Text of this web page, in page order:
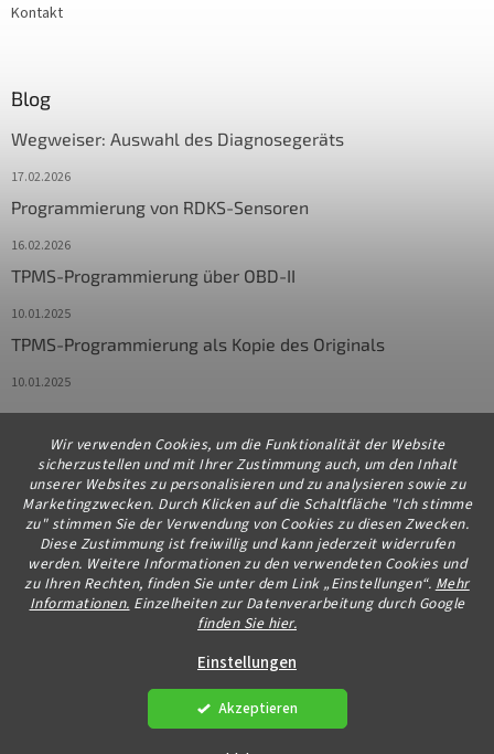
Wir verwenden Cookies, um die Funktionalität der Website
sicherzustellen und mit Ihrer Zustimmung auch, um den Inhalt
unserer Websites zu personalisieren und zu analysieren sowie zu
Marketingzwecken. Durch Klicken auf die Schaltfläche "Ich stimme
zu" stimmen Sie der Verwendung von Cookies zu diesen Zwecken.
Diese Zustimmung ist freiwillig und kann jederzeit widerrufen
werden. Weitere Informationen zu den verwendeten Cookies und
zu Ihren Rechten, finden Sie unter dem Link „Einstellungen“. Mehr
Informationen. Einzelheiten zur Datenverarbeitung durch Google
finden Sie hier.
Einstellungen
Akzeptieren
Kontakt
Blog
Wegweiser: Auswahl des Diagnosegeräts
17.02.2026
Programmierung von RDKS-Sensoren
16.02.2026
TPMS-Programmierung über OBD-II
10.01.2025
TPMS-Programmierung als Kopie des Originals
10.01.2025
Kontakt
info@diagstore.de
+491706654834
Erstellt von Shoptet Premium
diagstore.de. Alle Rechte vorbehalten.
Einstellungen ändern